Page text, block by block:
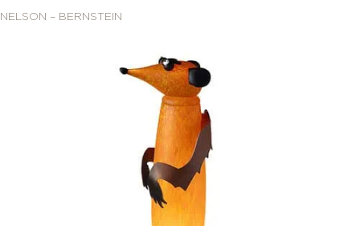
NELSON – BERNSTEIN